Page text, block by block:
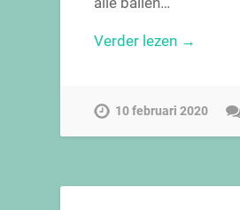
Verder lezen →
10 februari 2020